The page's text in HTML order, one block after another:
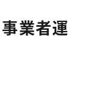
業者運